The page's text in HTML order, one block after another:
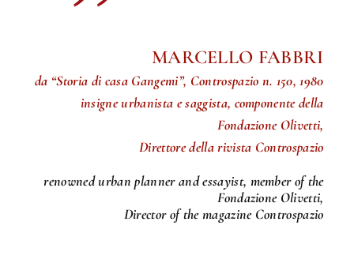
MARCELLO FABBRI
da “Storia di casa Gangemi”, Controspazio n. 150, 1980
insigne urbanista e saggista, componente della
Fondazione Olivetti,
Direttore della rivista Controspazio
renowned urban planner and essayist, member of the
Fondazione Olivetti,
Director of the magazine Controspazio